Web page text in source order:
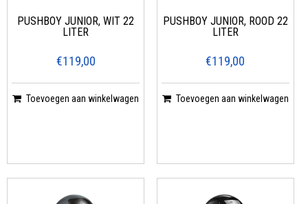
PUSHBOY JUNIOR, WIT 22
LITER
€119,00
Toevoegen aan winkelwagen
PUSHBOY JUNIOR, ROOD 22
LITER
€119,00
Toevoegen aan winkelwagen